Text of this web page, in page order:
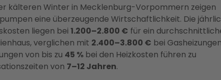
kälteren Winter in Mecklenburg-Vorpommern zeigen
eine überzeugende Wirtschaftlichkeit. Die
liegen bei 1.200–2.800 € für ein
verglichen mit 2.400–3.800 € bei
von bis zu 45 % bei den Heizkosten führen zu
von 7–12 Jahren.